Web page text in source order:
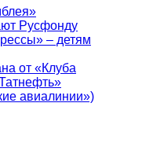
Русфонду
– детям
от «Клуба
авиалинии»)